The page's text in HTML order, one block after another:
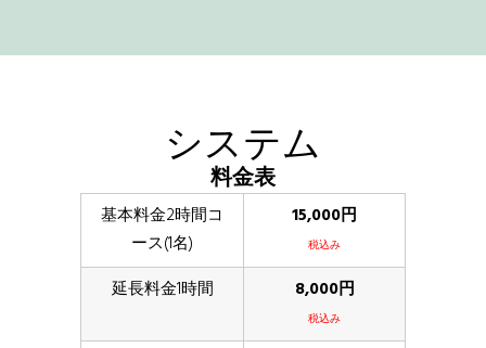
システム
料金表
基本料金2時間コ
ース(1名)
15,000円
税込み
延長料金1時間 8,000円
税込み